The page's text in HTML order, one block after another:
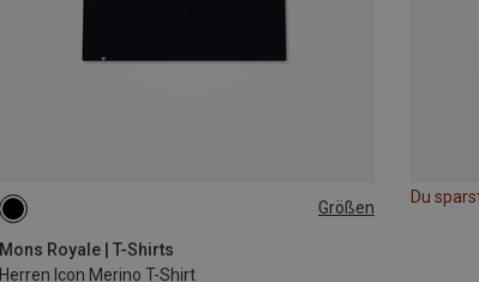
Größen
Mons Royale | T-Shirts
Herren Icon Merino T-Shirt
M
Du